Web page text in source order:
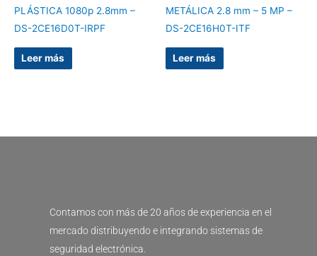
PLÁSTICA 1080p 2.8mm –
DS-2CE16D0T-IRPF
Leer más
METÁLICA 2.8 mm – 5 MP –
DS-2CE16H0T-ITF
Leer más
Contamos con más de 20 años de experiencia en el
mercado distribuyendo e integrando sistemas de
seguridad electrónica.